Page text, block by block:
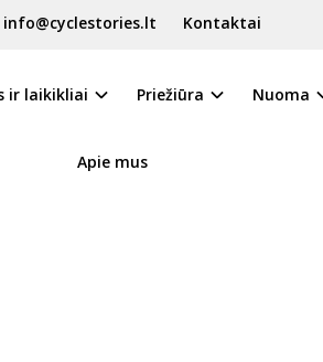
info@cyclestories.lt Kontaktai
ir laikikliai Priežiūra Nuoma
Apie mus